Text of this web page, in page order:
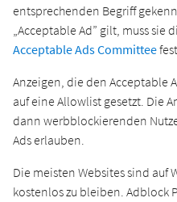
entsprechenden Begriff
„Acceptable Ad” gilt, muss sie
Acceptable Ads Committee
Anzeigen, die den Acceptable
auf eine Allowlist gesetzt. Die
dann werbblockierenden
Ads erlauben.
Die meisten Websites sind auf
kostenlos zu bleiben. Adblock